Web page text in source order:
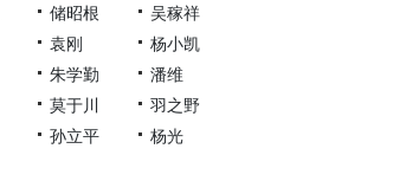
储昭根
吴稼祥
袁刚
杨小凯
朱学勤
潘维
莫于川
羽之野
孙立平 杨光